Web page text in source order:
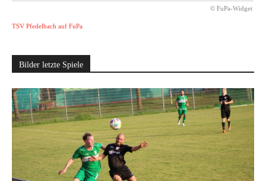
© FuPa-Widget
TSV Pfedelbach auf FuPa
Bilder letzte Spiele